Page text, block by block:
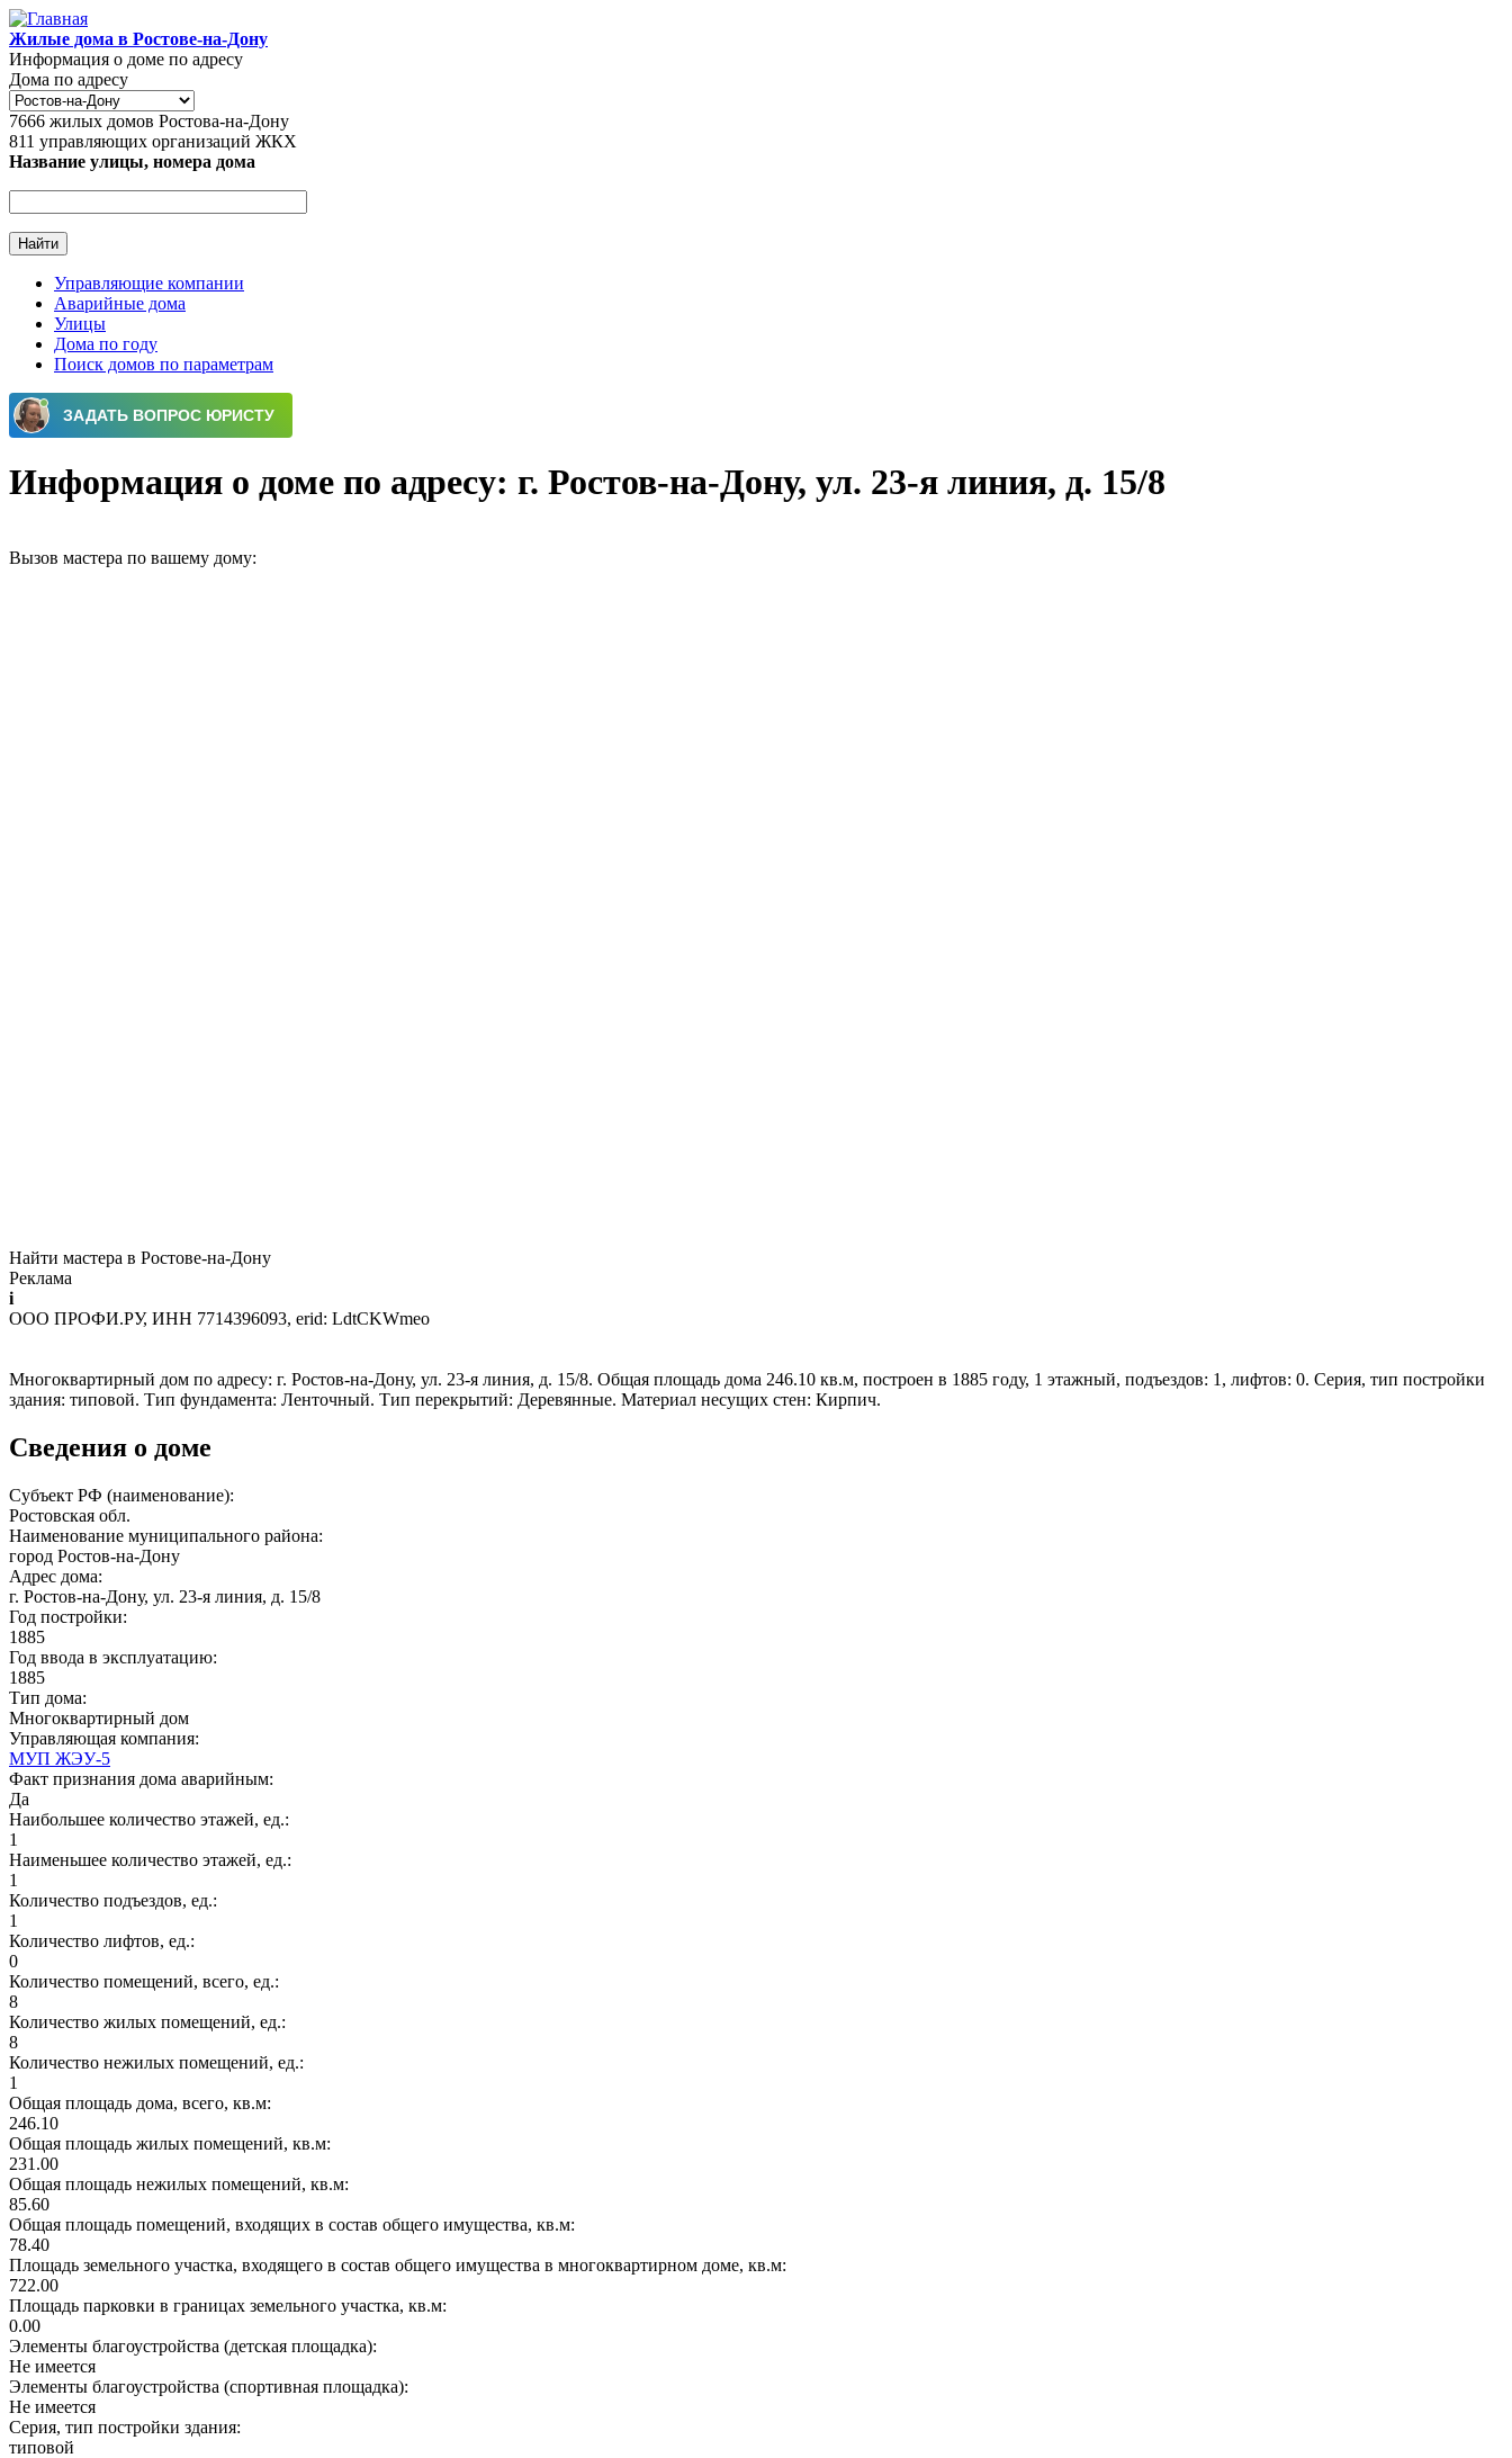
Перейти к основному содержанию
Жилые дома в Ростове-на-Дону
Информация о доме по адресу
Дома по адресу
7666 жилых домов Ростова-на-Дону
811 управляющих организаций ЖКХ
Название улицы, номера дома
Главное меню
Управляющие компании
Аварийные дома
Улицы
Дома по году
Поиск домов по параметрам
Информация о доме по адресу: г. Ростов-на-Дону, ул. 23-я линия, д. 15/8
Вызов мастера по вашему дому:
Найти мастера в Ростове-на-Дону
Реклама
i
ООО ПРОФИ.РУ, ИНН 7714396093, erid: LdtCKWmeo
Многоквартирный дом по адресу: г. Ростов-на-Дону, ул. 23-я линия, д. 15/8. Общая площадь дома 246.10 кв.м, построен в 1885 году, 1 этажный, подъездов: 1, лифтов: 0. Серия, тип постройки
здания: типовой. Тип фундамента: Ленточный. Тип перекрытий: Деревянные. Материал несущих стен: Кирпич.
Сведения о доме
Субъект РФ (наименование):
Ростовская обл.
Наименование муниципального района:
город Ростов-на-Дону
Адрес дома:
г. Ростов-на-Дону, ул. 23-я линия, д. 15/8
Год постройки:
1885
Год ввода в эксплуатацию:
1885
Тип дома:
Многоквартирный дом
Управляющая компания:
МУП ЖЭУ-5
Факт признания дома аварийным:
Да
Наибольшее количество этажей, ед.:
1
Наименьшее количество этажей, ед.:
1
Количество подъездов, ед.:
1
Количество лифтов, ед.:
0
Количество помещений, всего, ед.:
8
Количество жилых помещений, ед.:
8
Количество нежилых помещений, ед.:
1
Общая площадь дома, всего, кв.м:
246.10
Общая площадь жилых помещений, кв.м:
231.00
Общая площадь нежилых помещений, кв.м:
85.60
Общая площадь помещений, входящих в состав общего имущества, кв.м:
78.40
Площадь земельного участка, входящего в состав общего имущества в многоквартирном доме, кв.м:
722.00
Площадь парковки в границах земельного участка, кв.м:
0.00
Элементы благоустройства (детская площадка):
Не имеется
Элементы благоустройства (спортивная площадка):
Не имеется
Серия, тип постройки здания:
типовой